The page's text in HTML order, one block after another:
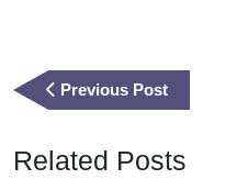
Previous PostPrevious
Post
Related Posts